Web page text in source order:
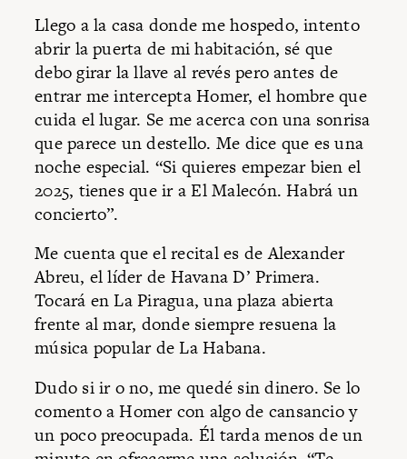
Llego a la casa donde me hospedo, intento
abrir la puerta de mi habitación, sé que
debo girar la llave al revés pero antes de
entrar me intercepta Homer, el hombre que
cuida el lugar. Se me acerca con una sonrisa
que parece un destello. Me dice que es una
noche especial. “Si quieres empezar bien el
2025, tienes que ir a El Malecón. Habrá un
concierto”.
Me cuenta que el recital es de Alexander
Abreu, el líder de Havana D’ Primera.
Tocará en La Piragua, una plaza abierta
frente al mar, donde siempre resuena la
música popular de La Habana.
Dudo si ir o no, me quedé sin dinero. Se lo
comento a Homer con algo de cansancio y
un poco preocupada. Él tarda menos de un